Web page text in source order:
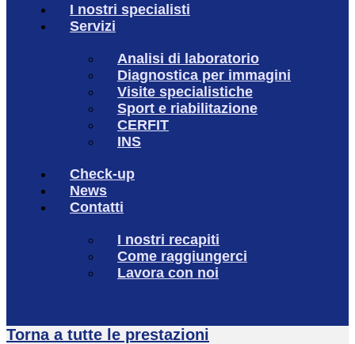
I nostri specialisti
Servizi
Analisi di laboratorio
Diagnostica per immagini
Visite specialistiche
Sport e riabilitazione
CERFIT
INS
Check-up
News
Contatti
I nostri recapiti
Come raggiungerci
Lavora con noi
Torna a tutte le prestazioni